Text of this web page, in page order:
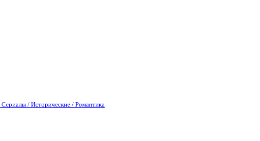
Сериалы / Исторические / Романтика